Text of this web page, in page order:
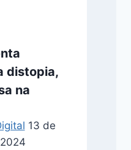
distopia,
na
13 de